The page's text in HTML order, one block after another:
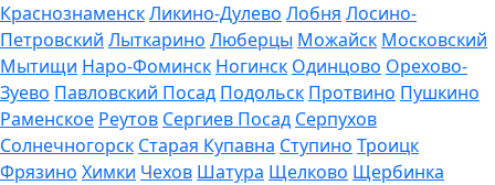
КраснознаменскЛикино-Дулево Лобня Лосино-
Петровский Лыткарино Люберцы Можайск Московский
Мытищи Наро-Фоминск Ногинск Одинцово Орехово-
Зуево Павловский Посад Подольск Протвино Пушкино
Раменское Реутов Сергиев Посад Серпухов
Солнечногорск Старая Купавна Ступино Троицк
Фрязино Химки Чехов Шатура Щелково Щербинка